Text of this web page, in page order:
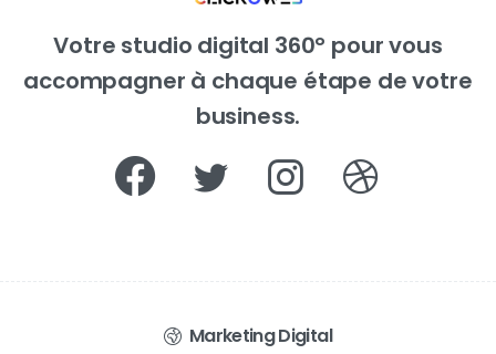
Votre studio digital 360° pour vous
accompagner à chaque étape de votre
business.
Marketing Digital